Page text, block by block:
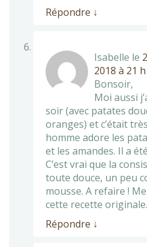
Répondre ↓
Isabelle le
2018 à 21
Bonsoir,
Moi aussi
soir (avec patates
oranges) et c’était
homme adore les
et les amandes. Il a
C’est vrai que la
toute douce, un peu
mousse. A refaire !
cette recette originale.
Répondre ↓